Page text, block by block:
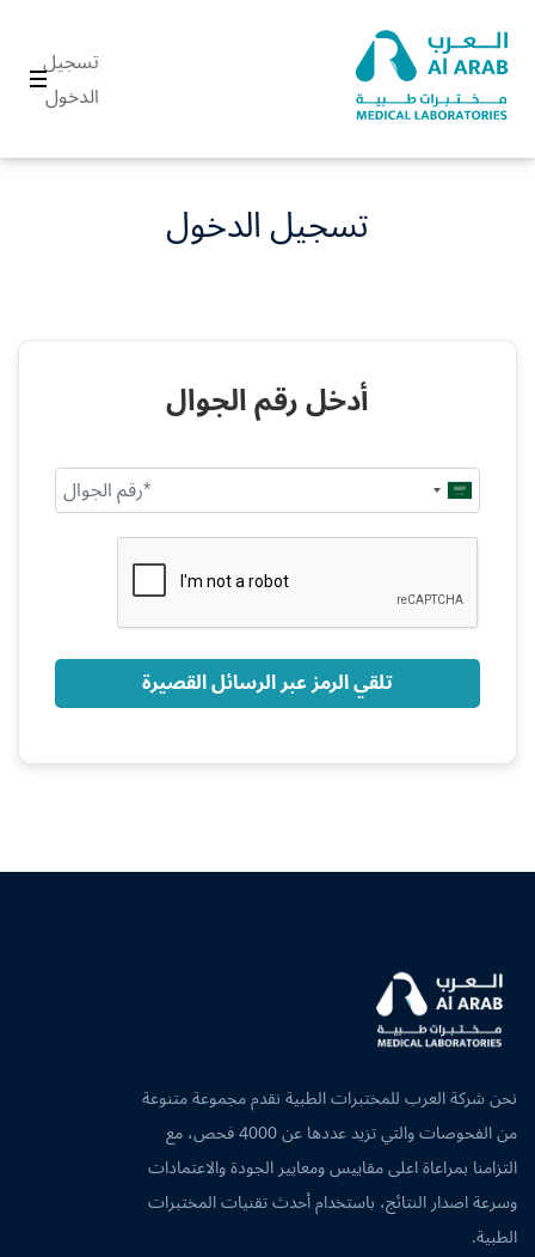
تسجيل
الدخول
تسجيل الدخول
أدخل رقم الجوال
Saudi
Arabia
تلقي الرمز عبر الرسائل القصيرة
نحن شركة العرب للمختبرات الطبية نقدم مجموعة متنوعة
من الفحوصات والتي تزيد عددها عن 4000 فحص، مع
التزامنا بمراعاة اعلى مقاييس ومعايير الجودة والاعتمادات
وسرعة اصدار النتائج، باستخدام أحدث تقنيات المختبرات
الطبية.